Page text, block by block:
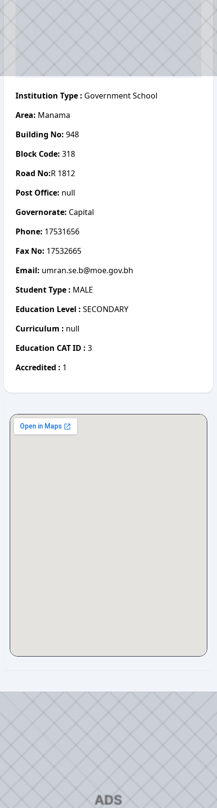
Institution Type : Government School
Area: Manama
Building No: 948
Block Code: 318
Road No:R 1812
Post Office: null
Governorate: Capital
Phone: 17531656
Fax No: 17532665
Email: umran.se.b@moe.gov.bh
Student Type : MALE
Education Level : SECONDARY
Curriculum : null
Education CAT ID : 3
Accredited : 1